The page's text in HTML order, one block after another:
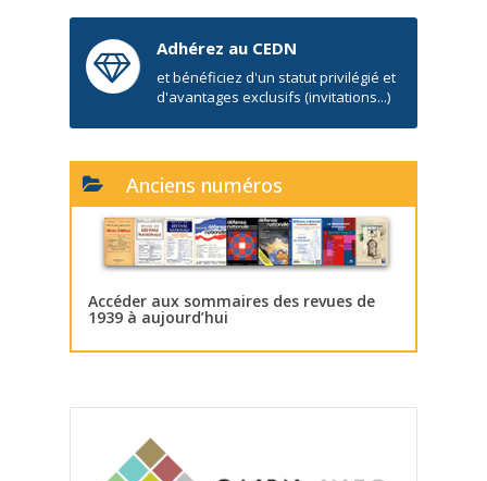
Adhérez au CEDN
et bénéficiez d'un statut privilégié et
d'avantages exclusifs (invitations...)
Anciens numéros
Accéder aux sommaires des revues de
1939 à aujourd’hui